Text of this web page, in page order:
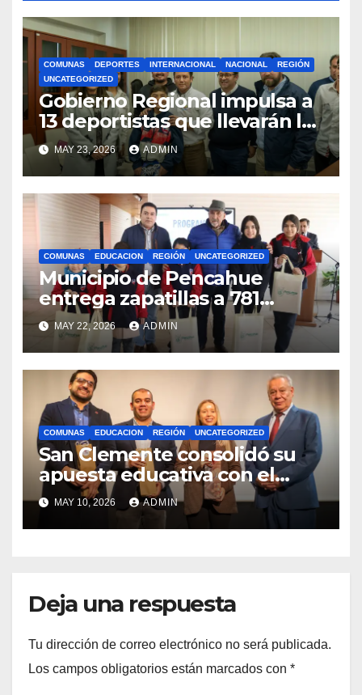
COMUNAS DEPORTES INTERNACIONAL NACIONAL
REGIÓN
UNCATEGORIZED
Gobierno Regional impulsa a
13 deportistas que llevarán la
bandera maulina a
competencias
internacionales
MAY 23, 2026 ADMIN
COMUNAS EDUCACION REGIÓN UNCATEGORIZED
Municipio de Pencahue
entrega zapatillas a 781
estudiantes con recursos del
Royalty Minero
MAY 22, 2026 ADMIN
COMUNAS EDUCACION REGIÓN UNCATEGORIZED
San Clemente consolidó su
apuesta educativa con el
lanzamiento del
Preuniversitario Brotes 2026
MAY 10, 2026 ADMIN
Deja una respuesta
Tu dirección de correo electrónico no será publicada.
Los campos obligatorios están marcados con *